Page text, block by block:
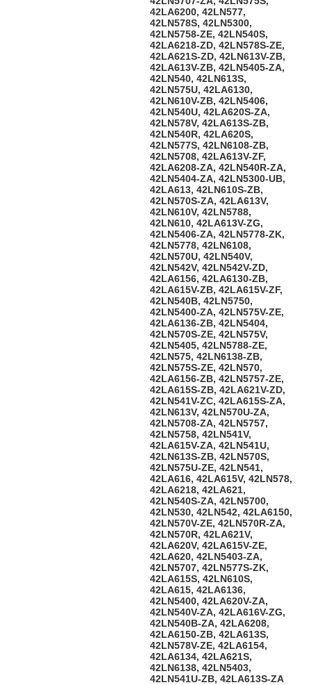
42LA6200, 42LN577,
42LN578S, 42LN5300,
42LN5758-ZE, 42LN540S,
42LA6218-ZD, 42LN578S-ZE,
42LA621S-ZD, 42LN613V-ZB,
42LA613V-ZB, 42LN5405-ZA,
42LN540, 42LN613S,
42LN575U, 42LA6130,
42LN610V-ZB, 42LN5406,
42LN540U, 42LA620S-ZA,
42LN578V, 42LA613S-ZB,
42LN540R, 42LA620S,
42LN577S, 42LN6108-ZB,
42LN5708, 42LA613V-ZF,
42LA6208-ZA, 42LN540R-ZA,
42LN5404-ZA, 42LN5300-UB,
42LA613, 42LN610S-ZB,
42LN570S-ZA, 42LA613V,
42LN610V, 42LN5788,
42LN610, 42LA613V-ZG,
42LN5406-ZA, 42LN5778-ZK,
42LN5778, 42LN6108,
42LN570U, 42LN540V,
42LN542V, 42LN542V-ZD,
42LA6156, 42LA6130-ZB,
42LA615V-ZB, 42LA615V-ZF,
42LN540B, 42LN5750,
42LN5400-ZA, 42LN575V-ZE,
42LA6136-ZB, 42LN5404,
42LN570S-ZE, 42LN575V,
42LN5405, 42LN5788-ZE,
42LN575, 42LN6138-ZB,
42LN575S-ZE, 42LN570,
42LA6156-ZB, 42LN5757-ZE,
42LA615S-ZB, 42LA621V-ZD,
42LN541V-ZC, 42LA615S-ZA,
42LN613V, 42LN570U-ZA,
42LN5708-ZA, 42LN5757,
42LN5758, 42LN541V,
42LA615V-ZA, 42LN541U,
42LN613S-ZB, 42LN570S,
42LN575U-ZE, 42LN541,
42LA616, 42LA615V, 42LN578,
42LA6218, 42LA621,
42LN540S-ZA, 42LN5700,
42LN530, 42LN542, 42LA6150,
42LN570V-ZE, 42LN570R-ZA,
42LN570R, 42LA621V,
42LA620V, 42LA615V-ZE,
42LA620, 42LN5403-ZA,
42LN5707, 42LN577S-ZK,
42LA615S, 42LN610S,
42LA615, 42LA6136,
42LN5400, 42LA620V-ZA,
42LN540V-ZA, 42LA616V-ZG,
42LN540B-ZA, 42LA6208,
42LA6150-ZB, 42LA613S,
42LN578V-ZE, 42LA6154,
42LA6134, 42LA621S,
42LN6138, 42LN5403,
42LN541U-ZB, 42LA613S-ZA